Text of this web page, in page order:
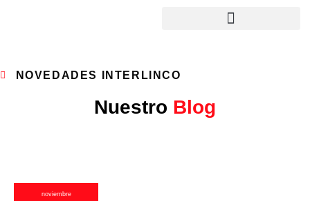
NOVEDADES INTERLINCO
Nuestro Blog
noviembre